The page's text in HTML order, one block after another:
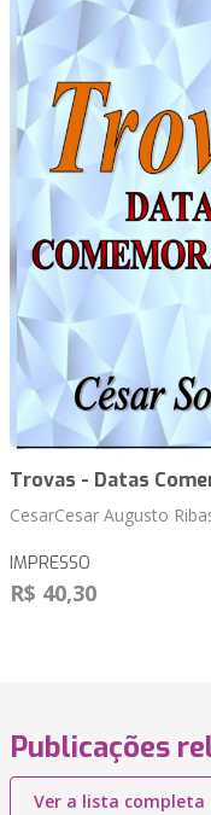
Trovas - Datas
CesarCesar Augusto
IMPRESSO
R$ 40,30
Publicações
Ver a lista completa